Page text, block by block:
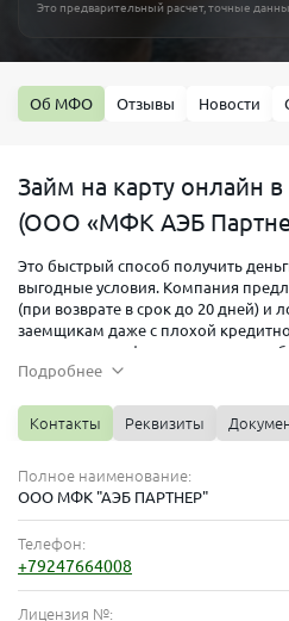
Это предварительный расчет, точные
Об МФО Отзывы Новости
Займ на карту онлайн
(ООО «МФК АЭБ
Это быстрый способ получить
выгодные условия. Компания
(при возврате в срок до 20 дней) и
заемщикам даже с плохой
основные тарифы, проценты и
микрозаймаРубль Плюс
Подробнее
Контакты Реквизиты
Полное наименование:
ООО МФК "АЭБ ПАРТНЕР"
Телефон:
+79247664008
Лицензия №: